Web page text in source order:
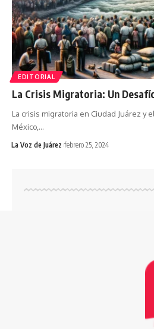
EDITORIAL
La Crisis Migratoria: Un
La crisis migratoria en Ciudad Juárez y
México, …
La Voz de Juárez febrero 25, 2024